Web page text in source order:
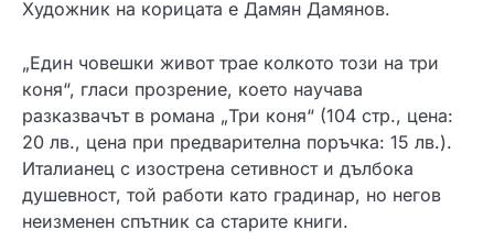
Художник на корицата е Дамян Дамянов.
„Един човешки живот трае колкото този на три
коня“, гласи прозрение, което научава
разказвачът в романа „Три коня“ (104 стр., цена:
20 лв., цена при предварителна поръчка: 15 лв.).
Италианец с изострена сетивност и дълбока
душевност, той работи като градинар, но негов
неизменен спътник са старите книги.